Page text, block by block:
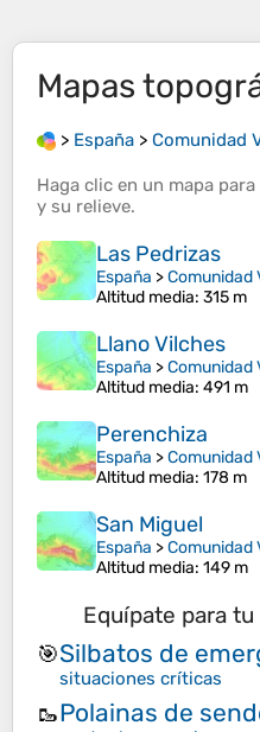
Mapas
> España > Comunidad
Haga clic en un mapa para
y su relieve.
Las Pedrizas
España >Comunidad
Altitud media: 315 m
Llano Vilches
España >Comunidad
Altitud media: 491 m
Perenchiza
España >Comunidad
Altitud media: 178 m
San Miguel
España >Comunidad
Altitud media: 149 m
Equípate para
🎯Silbatos de
situaciones críticas
🥾Polainas de